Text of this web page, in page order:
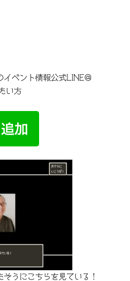
ベント情報公式LINE＠
い方
うにこちらを見ている！